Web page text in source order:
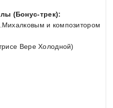
(Бонус-трек):
и композитором
Вере Холодной)